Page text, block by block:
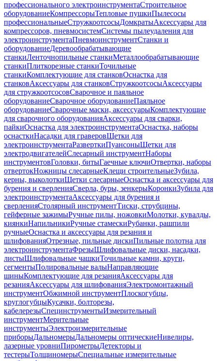
профессионального электроинструментаСтроительное
оборудованиеКомпрессорыТепловые пушкиПылесосы
профессиональныеСтружкоотсосыДомкратыАксессуары для
компрессоров, пневмосистемСистемы пылеудаления для
электроинструментаПневмоинструментСтанки и
оборудованиеДеревообрабатывающие
станкиЛенточнопильные станкиМеталлообрабатывающие
станкиПлиткорезные станкиТочильные
станкиКомплектующие для станковОснастка для
станковАксессуары для станковСтружкоотсосыАксессуары
для стружкоотсосовСварочное и паяльное
оборудованиеСварочное оборудованиеПаяльное
оборудованиеСварочные маски, аксессуарыКомплектующие
для сварочного оборудованияАксессуары для сварки,
пайкиОснастка для электроинструментаОснастка, наборы
оснасткиНасадки для граверовЩетки для
электроинструментаРазверткиПуансоныЩетки для
электродвигателейСлесарный инструментНаборы
инструментовГоловки, битыГаечные ключиОтвертки, наборы
отвертокНожницы слесарныеКлещи строительныеЗубила,
керны, выколоткиЩетки слесарныеОснастка и аксессуары для
бурения и сверленияСверла, буры, зенкерыКоронкиЗубила для
электроинструментаАксессуары для бурения и
сверленияСтолярный инструментТиски, струбцины,
гейферные зажимыРучные пилы, ножовкиМолотки, кувалды,
киянкиНапильникиРучные стамескиРубанки, рашпили
ручныеОснастка и аксессуары для резания и
шлифованияОтрезные, пильные дискиПильные полотна для
электроинструментаФрезыШлифовальные диски, насадки,
листыШлифовальные чашкиТочильные камни, круги,
сегментыПолировальные валыНаправляющие
шиныКомплектующие для резанияАксессуары для
резанияАксессуары для шлифованияЭлектромонтажный
инструментОбжимной инструментПлоскогубцы,
круглогубцыКусачки, болторезы,
кабелерезыСпецинструментыИзмерительный
инструментМерительные
инструментыЭлектроизмерительные
приборыДальномерыДальномеры оптическиеНивелиры,
лазерные уровниПирометрыДетекторы и
тестерыТолщиномерыСпециальные измерительные